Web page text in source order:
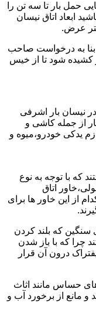
است اما توانایی حمل بار تا سه تن را
ابعاد اتاق نیسان
بنا به درخواست صاحب
کشیده شود تا از خیس
نیسان بار اشرفی
از جمله کاشی و
یدکی خودرو،میوه و
که با توجه به نوع
اتاق
از این خاور ها برای
سنگین که بلند کردن
چرا که با باز شدن
درون آن قرار
حساس مانند اثاث
و مانع از برخورد آب و